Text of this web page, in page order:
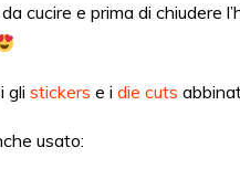
cucire e prima di chiudere
gli stickers e i die cuts
usato: